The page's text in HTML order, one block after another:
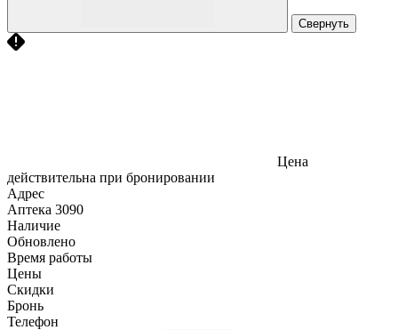
Свернуть
Цена
действительна при бронировании
Адрес
Аптека 3090
Наличие
Обновлено
Время работы
Цены
Скидки
Бронь
Телефон